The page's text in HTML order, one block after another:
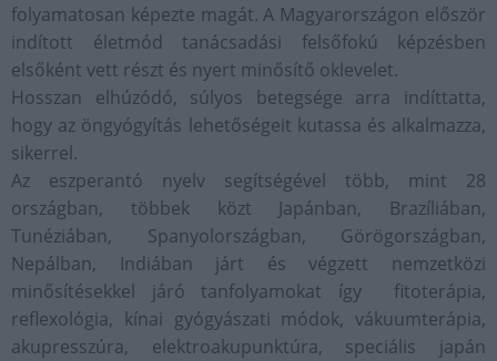
folyamatosan képezte magát. A Magyarországon először
indított életmód tanácsadási felsőfokú képzésben
elsőként vett részt és nyert minősítő oklevelet.
Hosszan elhúzódó, súlyos betegsége arra indíttatta,
hogy az öngyógyítás lehetőségeit kutassa és alkalmazza,
sikerrel.
Az eszperantó nyelv segítségével több, mint 28
országban, többek közt Japánban, Brazíliában,
Tunéziában, Spanyolországban, Görögországban,
Nepálban, Indiában járt és végzett nemzetközi
minősítésekkel járó tanfolyamokat így fitoterápia,
reflexológia, kínai gyógyászati módok, vákuumterápia,
akupresszúra, elektroakupunktúra, speciális japán